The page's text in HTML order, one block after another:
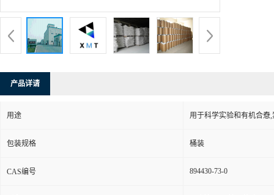
产品详请
用途 用于科学实验和有机合憃
包装规格 桶装
CAS编号 894430-73-0